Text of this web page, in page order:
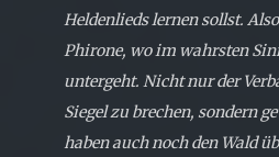
Heldenlieds lernen sollst.
Phirone, wo im wahrsten
untergeht. Nicht nur der
Siegel zu brechen, sondern
haben auch noch den Wald